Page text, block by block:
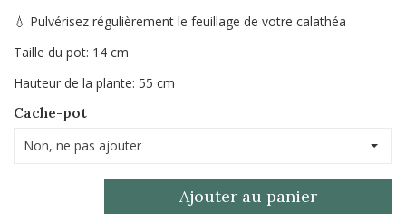
💧 Pulvérisez régulièrement le feuillage de votre calathéa
Taille du pot: 14 cm
Hauteur de la plante: 55 cm
Cache-pot
Non, ne pas ajouter
Ajouter au panier